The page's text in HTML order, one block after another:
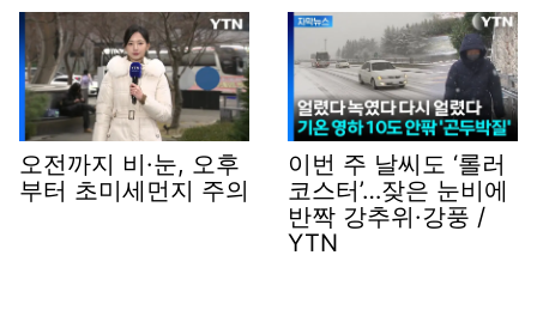
오전까지 비·눈, 오후
부터 초미세먼지 주의
이번 주 날씨도 ‘롤러
코스터’…잦은 눈비에
반짝 강추위·강풍 /
YTN